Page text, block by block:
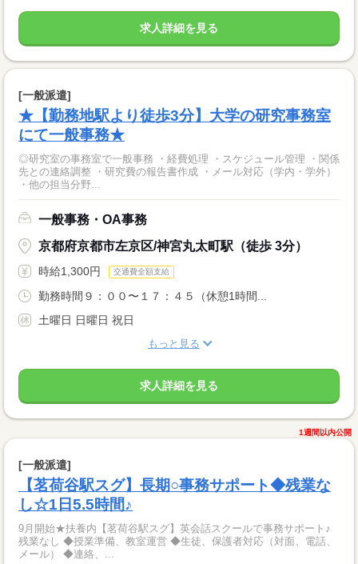
求人詳細を見る
[一般派遣]
★【勤務地駅より徒歩3分】大学の研究事務室
にて一般事務★
◎研究室の事務室で一般事務 ・経費処理 ・スケジュール管理 ・関係
先との連絡調整 ・研究費の報告書作成 ・メール対応（学内・学外）
・他の担当分野...
一般事務・OA事務
京都府京都市左京区/神宮丸太町駅（徒歩 3分）
時給1,300円 交通費全額支給
勤務時間９：００〜１７：４５（休憩1時間...
土曜日 日曜日 祝日
もっと見る
求人詳細を見る
1週間以内公開
[一般派遣]
【茗荷谷駅スグ】長期○事務サポート◆残業な
し☆1日5.5時間♪
9月開始★扶養内【茗荷谷駅スグ】英会話スクールで事務サポート♪
残業なし ◆授業準備、教室運営 ◆生徒、保護者対応（対面、電話、
メール） ◆連絡、...